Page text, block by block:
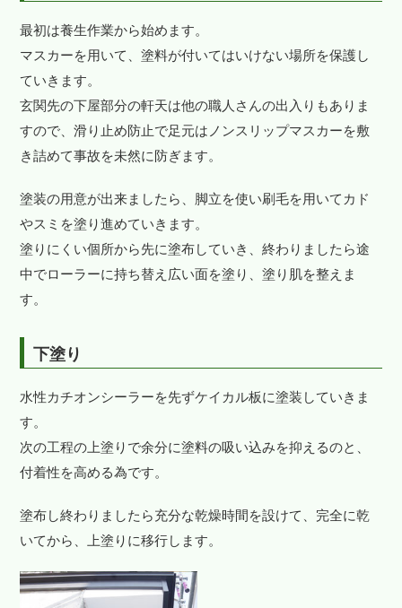
最初は養生作業から始めます。
マスカーを用いて、塗料が付いてはいけない場所を保護し
ていきます。
玄関先の下屋部分の軒天は他の職人さんの出入りもありま
すので、滑り止め防止で足元はノンスリップマスカーを敷
き詰めて事故を未然に防ぎます。
塗装の用意が出来ましたら、脚立を使い刷毛を用いてカド
やスミを塗り進めていきます。
塗りにくい個所から先に塗布していき、終わりましたら途
中でローラーに持ち替え広い面を塗り、塗り肌を整えま
す。
下塗り
水性カチオンシーラーを先ずケイカル板に塗装していきま
す。
次の工程の上塗りで余分に塗料の吸い込みを抑えるのと、
付着性を高める為です。
塗布し終わりましたら充分な乾燥時間を設けて、完全に乾
いてから、上塗りに移行します。